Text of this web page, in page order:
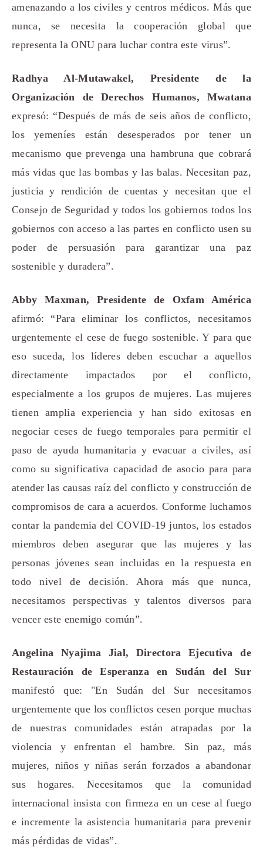
amenazando a los civiles y centros médicos. Más que
nunca, se necesita la cooperación global que
representa la ONU para luchar contra este virus”.
Radhya Al-Mutawakel, Presidente de la
Organización de Derechos Humanos, Mwatana
expresó: “Después de más de seis años de conflicto,
los yemeníes están desesperados por tener un
mecanismo que prevenga una hambruna que cobrará
más vidas que las bombas y las balas. Necesitan paz,
justicia y rendición de cuentas y necesitan que el
Consejo de Seguridad y todos los gobiernos todos los
gobiernos con acceso a las partes en conflicto usen su
poder de persuasión para garantizar una paz
sostenible y duradera”.
Abby Maxman, Presidente de Oxfam América
afirmó: “Para eliminar los conflictos, necesitamos
urgentemente el cese de fuego sostenible. Y para que
eso suceda, los líderes deben escuchar a aquellos
directamente impactados por el conflicto,
especialmente a los grupos de mujeres. Las mujeres
tienen amplia experiencia y han sido exitosas en
negociar ceses de fuego temporales para permitir el
paso de ayuda humanitaria y evacuar a civiles, así
como su significativa capacidad de asocio para para
atender las causas raíz del conflicto y construcción de
compromisos de cara a acuerdos. Conforme luchamos
contar la pandemia del COVID-19 juntos, los estados
miembros deben asegurar que las mujeres y las
personas jóvenes sean incluidas en la respuesta en
todo nivel de decisión. Ahora más que nunca,
necesitamos perspectivas y talentos diversos para
vencer este enemigo común”.
Angelina Nyajima Jial, Directora Ejecutiva de
Restauración de Esperanza en Sudán del Sur
manifestó que: "En Sudán del Sur necesitamos
urgentemente que los conflictos cesen porque muchas
de nuestras comunidades están atrapadas por la
violencia y enfrentan el hambre. Sin paz, más
mujeres, niños y niñas serán forzados a abandonar
sus hogares. Necesitamos que la comunidad
internacional insista con firmeza en un cese al fuego
e incremente la asistencia humanitaria para prevenir
más pérdidas de vidas”.